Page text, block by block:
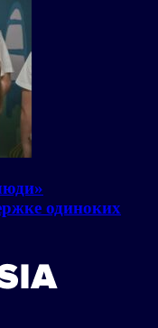
одиноких